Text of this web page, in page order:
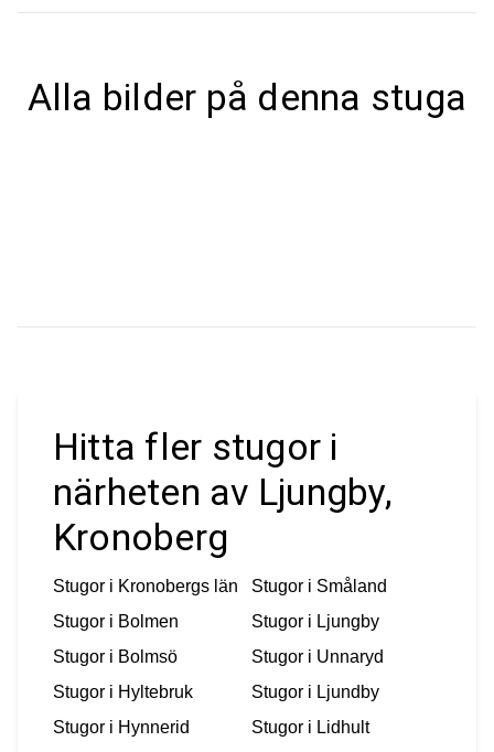
Alla bilder på denna stuga
Hitta fler stugor i
närheten av Ljungby,
Kronoberg
Stugor i Kronobergs län Stugor i Småland
Stugor i Bolmen Stugor i Ljungby
Stugor i Bolmsö Stugor i Unnaryd
Stugor i Hyltebruk Stugor i Ljundby
Stugor i Hynnerid Stugor i Lidhult